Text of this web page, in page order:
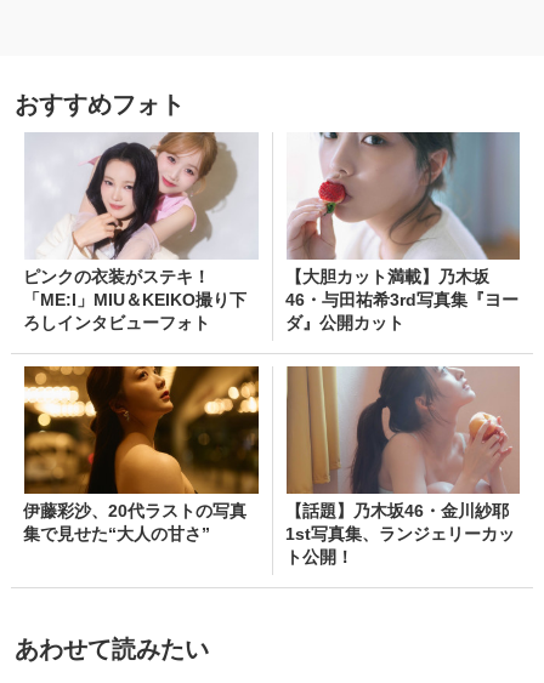
おすすめフォト
ピンクの衣装がステキ！
「ME:I」MIU＆KEIKO撮り下
ろしインタビューフォト
【大胆カット満載】乃木坂
46・与田祐希3rd写真集『ヨー
ダ』公開カット
伊藤彩沙、20代ラストの写真
集で見せた“大人の甘さ”
【話題】乃木坂46・金川紗耶
1st写真集、ランジェリーカッ
ト公開！
あわせて読みたい